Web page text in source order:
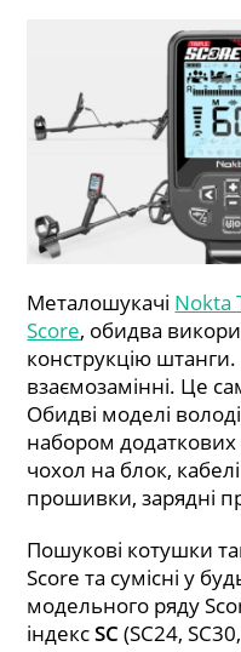
Металошукачі Nokta
Score, обидва
конструкцію
взаємозамінні. Це
Обидві моделі
набором додаткових
чохол на блок,
прошивки, зарядні
Пошукові котушки
Score та сумісні у
модельного ряду
індексSC (SC24,